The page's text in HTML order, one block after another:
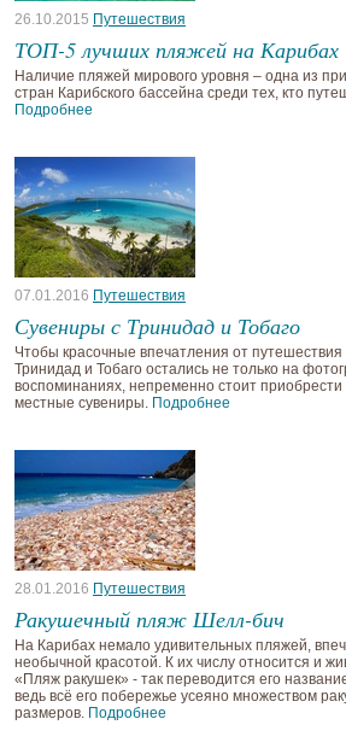
26.10.2015 Путешествия
ТОП-5 лучших пляжей на Карибах
Наличие пляжей мирового уровня – одна из
стран Карибского бассейна среди тех, кто
Подробнее
07.01.2016 Путешествия
Сувениры с Тринидад и Тобаго
Чтобы красочные впечатления от
Тринидад и Тобаго остались не только на
воспоминаниях, непременно стоит
местные сувениры. Подробнее
28.01.2016 Путешествия
Ракушечный пляж Шелл-бич
На Карибах немало удивительных пляжей,
необычной красотой. К их числу относится и
«Пляж ракушек» - так переводится его
ведь всё его побережье усеяно множеством
размеров. Подробнее